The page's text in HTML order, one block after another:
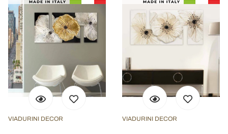
VIADURINI DECOR VIADURINI DECOR